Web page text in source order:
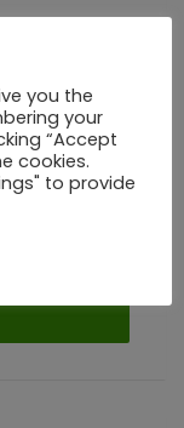
you the
your
“Accept
cookies.
to provide